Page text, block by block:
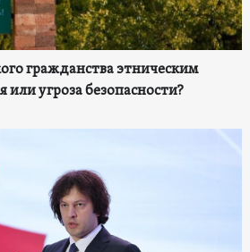
гражданства этническим
или угроза безопасности?